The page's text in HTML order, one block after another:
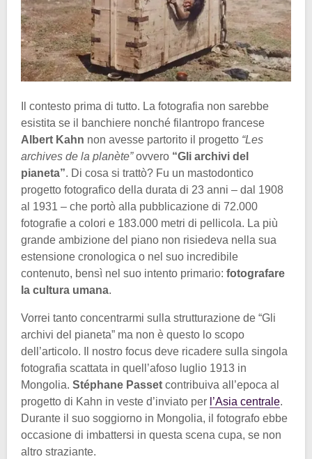
Il contesto prima di tutto. La fotografia non sarebbe
esistita se il banchiere nonché filantropo francese
Albert Kahn non avesse partorito il progetto “Les
archives de la planète”ovvero “Gli archivi del
pianeta”. Di cosa si trattò? Fu un mastodontico
progetto fotografico della durata di 23 anni – dal 1908
al 1931 – che portò alla pubblicazione di 72.000
fotografie a colori e 183.000 metri di pellicola. La più
grande ambizione del piano non risiedeva nella sua
estensione cronologica o nel suo incredibile
contenuto, bensì nel suo intento primario: fotografare
la cultura umana.
Vorrei tanto concentrarmi sulla strutturazione de “Gli
archivi del pianeta” ma non è questo lo scopo
dell’articolo. Il nostro focus deve ricadere sulla singola
fotografia scattata in quell’afoso luglio 1913 in
Mongolia. Stéphane Passet contribuiva all’epoca al
progetto di Kahn in veste d’inviato per l’Asia centrale.
Durante il suo soggiorno in Mongolia, il fotografo ebbe
occasione di imbattersi in questa scena cupa, se non
altro straziante.